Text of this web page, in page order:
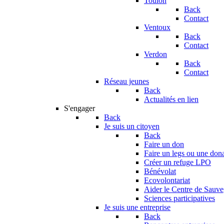
Back
Contact
Ventoux
Back
Contact
Verdon
Back
Contact
Réseau jeunes
Back
Actualités en lien
S'engager
Back
Je suis un citoyen
Back
Faire un don
Faire un legs ou une
Créer un refuge LPO
Bénévolat
Ecovolontariat
Aider le Centre de
Sciences participatives
Je suis une entreprise
Back